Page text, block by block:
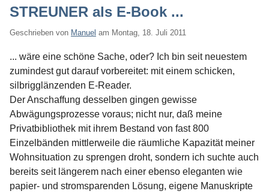
STREUNER als E-Book ...
Geschrieben von Manuel am Montag, 18. Juli 2011
... wäre eine schöne Sache, oder? Ich bin seit neuestem
zumindest gut darauf vorbereitet: mit einem schicken,
silbrigglänzenden E-Reader.
Der Anschaffung desselben gingen gewisse
Abwägungsprozesse voraus; nicht nur, daß meine
Privatbibliothek mit ihrem Bestand von fast 800
Einzelbänden mittlerweile die räumliche Kapazität meiner
Wohnsituation zu sprengen droht, sondern ich suchte auch
bereits seit längerem nach einer ebenso eleganten wie
papier- und stromsparenden Lösung, eigene Manuskripte